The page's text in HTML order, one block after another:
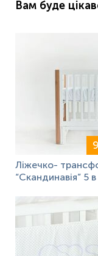
Вам буде
Ліжечко-
“Скандинавія” 5 в